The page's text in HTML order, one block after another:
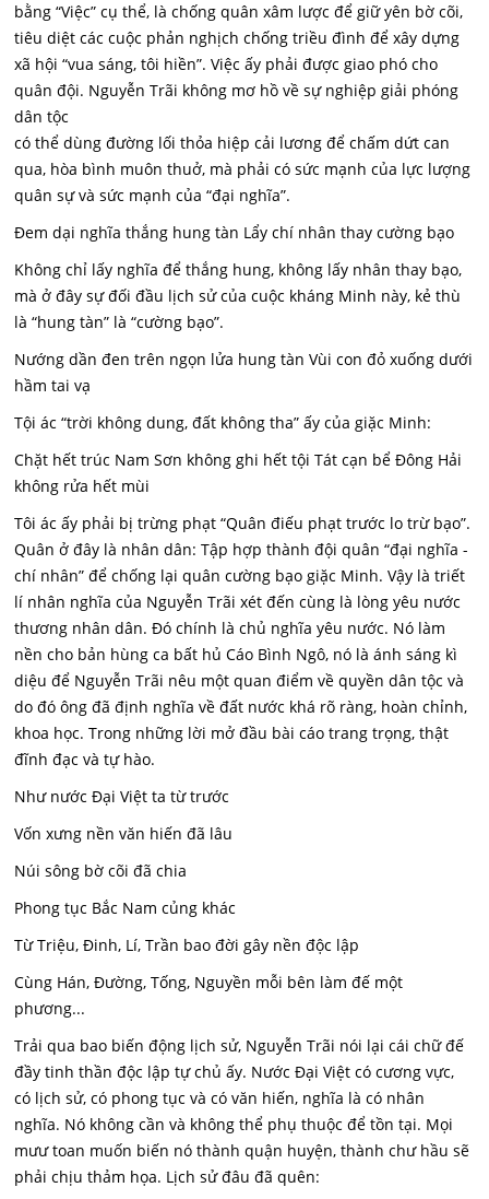
bằng “Việc” cụ thể, là chống quân xâm lược để giữ yên bờ cõi,
tiêu diệt các cuộc phản nghịch chống triều đình để xây dựng
xã hội “vua sáng, tôi hiền”. Việc ấy phải được giao phó cho
quân đội. Nguyễn Trãi không mơ hồ về sự nghiệp giải phóng
dân tộc
có thể dùng đường lối thỏa hiệp cải lương để chấm dứt can
qua, hòa bình muôn thuở, mà phải có sức mạnh của lực lượng
quân sự và sức mạnh của “đại nghĩa”.
Đem dại nghĩa thắng hung tàn Lẩy chí nhân thay cường bạo
Không chỉ lấy nghĩa để thắng hung, không lấy nhân thay bạo,
mà ở đây sự đối đầu lịch sử của cuộc kháng Minh này, kẻ thù
là “hung tàn” là “cường bạo”.
Nướng dần đen trên ngọn lửa hung tàn Vùi con đỏ xuống dưới
hầm tai vạ
Tội ác “trời không dung, đất không tha” ấy của giặc Minh:
Chặt hết trúc Nam Sơn không ghi hết tội Tát cạn bể Đông Hải
không rửa hết mùi
Tôi ác ấy phải bị trừng phạt “Quân điếu phạt trước lo trừ bạo”.
Quân ở đây là nhân dân: Tập hợp thành đội quân “đại nghĩa -
chí nhân” để chống lại quân cường bạo giặc Minh. Vậy là triết
lí nhân nghĩa của Nguyễn Trãi xét đến cùng là lòng yêu nước
thương nhân dân. Đó chính là chủ nghĩa yêu nước. Nó làm
nền cho bản hùng ca bất hủ Cáo Bình Ngô, nó là ánh sáng kì
diệu để Nguyễn Trãi nêu một quan điểm về quyền dân tộc và
do đó ông đã định nghĩa về đất nước khá rõ ràng, hoàn chỉnh,
khoa học. Trong những lời mở đầu bài cáo trang trọng, thật
đĩnh đạc và tự hào.
Như nước Đại Việt ta từ trước
Vốn xưng nền văn hiến đã lâu
Núi sông bờ cõi đã chia
Phong tục Bắc Nam củng khác
Từ Triệu, Đinh, Lí, Trần bao đời gây nền độc lập
Cùng Hán, Đường, Tống, Nguyền mỗi bên làm đế một
phương...
Trải qua bao biến động lịch sử, Nguyễn Trãi nói lại cái chữ đế
đầy tinh thần độc lập tự chủ ấy. Nước Đại Việt có cương vực,
có lịch sử, có phong tục và có văn hiến, nghĩa là có nhân
nghĩa. Nó không cần và không thể phụ thuộc để tồn tại. Mọi
mưư toan muốn biến nó thành quận huyện, thành chư hầu sẽ
phải chịu thảm họa. Lịch sử đâu đã quên: